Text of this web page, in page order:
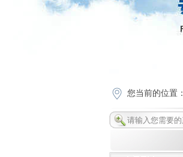
您当前的位置：